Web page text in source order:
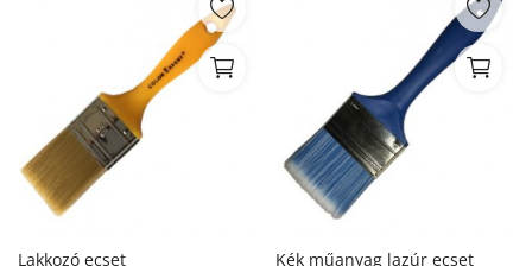
Lakkozó ecset Kék műanyag lazúr ecset